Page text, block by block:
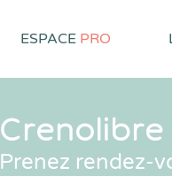
ESPACE PRO
Crenolibre
Prenez rendez-